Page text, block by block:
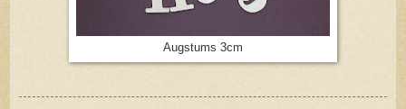
Augstums 3cm